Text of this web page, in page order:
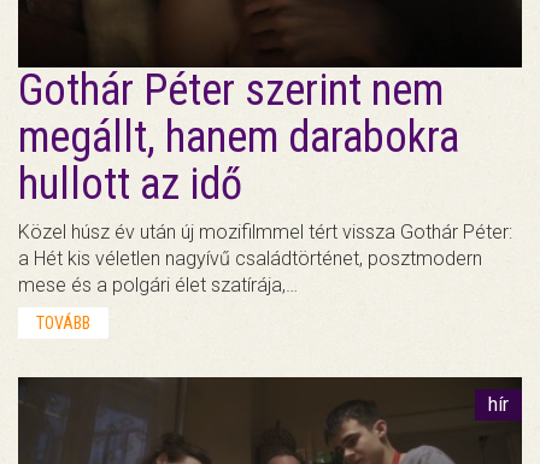
Gothár Péter szerint nem
megállt, hanem darabokra
hullott az idő
Közel húsz év után új mozifilmmel tért vissza Gothár Péter:
a Hét kis véletlen nagyívű családtörténet, posztmodern
mese és a polgári élet szatírája,…
TOVÁBB
hír